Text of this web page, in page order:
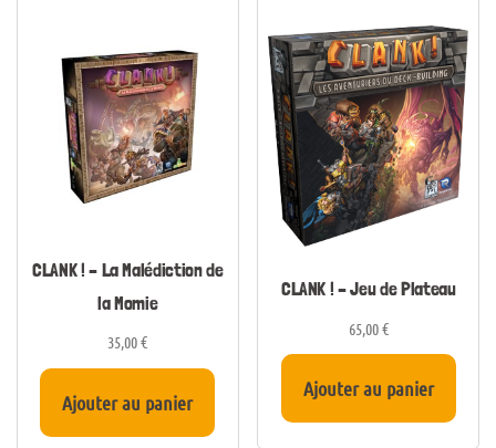
CLANK ! – La Malédiction de
la Momie
35,00€
Ajouter au panier
CLANK ! – Jeu de Plateau
65,00€
Ajouter au panier